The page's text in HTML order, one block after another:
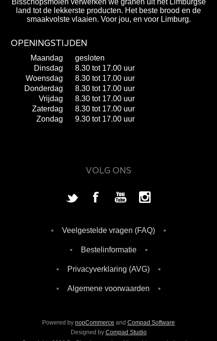
Bisschopsmolen verwerken we granen uit het Limburgse
land tot de lekkerste producten. Het beste brood en de
smaakvolste vlaaien. Voor jou, en voor Limburg.
OPENINGSTIJDEN
Maandag
gesloten
Dinsdag
8.30 tot 17.00 uur
Woensdag
8.30 tot 17.00 uur
Donderdag
8.30 tot 17.00 uur
Vrijdag
8.30 tot 17.00 uur
Zaterdag
8.30 tot 17.00 uur
Zondag
9.30 tot 17.00 uur
VOLG ONS
Veelgestelde vragen (FAQ)
Bestelinformatie
Privacyverklaring (AVG)
Algemene voorwaarden
Powered by nopCommerce and Compad Software
Designed by Compad Studio